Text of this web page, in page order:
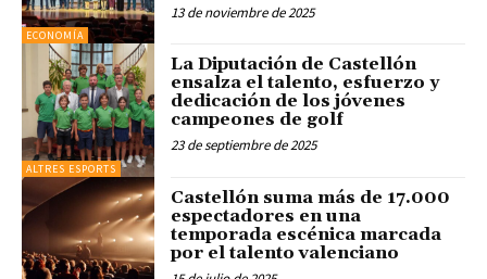
ECONOMÍA
13 de noviembre de 2025
ALTRES ESPORTS
La Diputación de Castellón
ensalza el talento, esfuerzo y
dedicación de los jóvenes
campeones de golf
23 de septiembre de 2025
Castellón suma más de 17.000
espectadores en una
temporada escénica marcada
por el talento valenciano